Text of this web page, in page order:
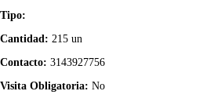
Tipo:
Cantidad: 215 un
Contacto: 3143927756
Visita Obligatoria: No